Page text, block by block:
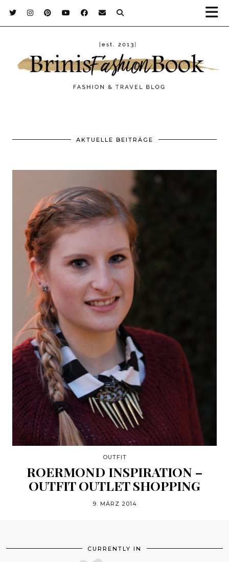
AKTUELLE BEITRÄGE
OUTFIT
ROERMOND INSPIRATION –
OUTFIT OUTLET SHOPPING
9. MÄRZ 2014
CURRENTLY IN